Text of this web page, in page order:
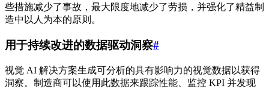
些措施减少了事故，最大限度地减少了劳损，并强化了精益制
造中以人为本的原则。
用于持续改进的数据驱动洞察#
视觉 AI 解决方案生成可分析的具有影响力的视觉数据以获得
洞察。制造商可以使用此数据来跟踪性能、监控 KPI 并发现